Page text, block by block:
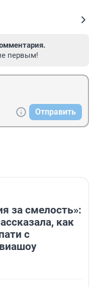
первым!
Отправить
за смелость»:
как
с